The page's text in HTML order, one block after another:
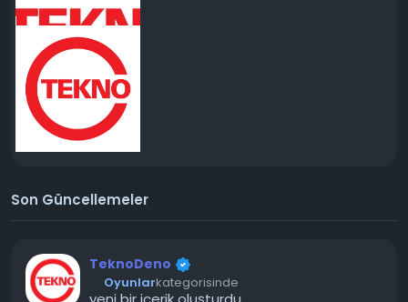
Son Güncellemeler
TeknoDeno
Oyunlarkategorisinde